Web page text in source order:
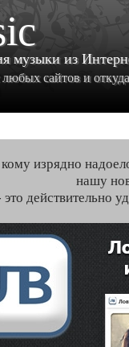
музыки из
сайтов и
изрядно
нашу
это действительно